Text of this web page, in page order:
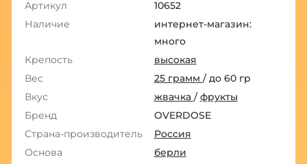
Артикул
10652
Наличие
интернет-магазин:
много
Крепость
высокая
Вес
25 грамм / до 60 гр
Вкус
жвачка / фрукты
Бренд
OVERDOSE
Страна-производитель
Россия
Основа
берли